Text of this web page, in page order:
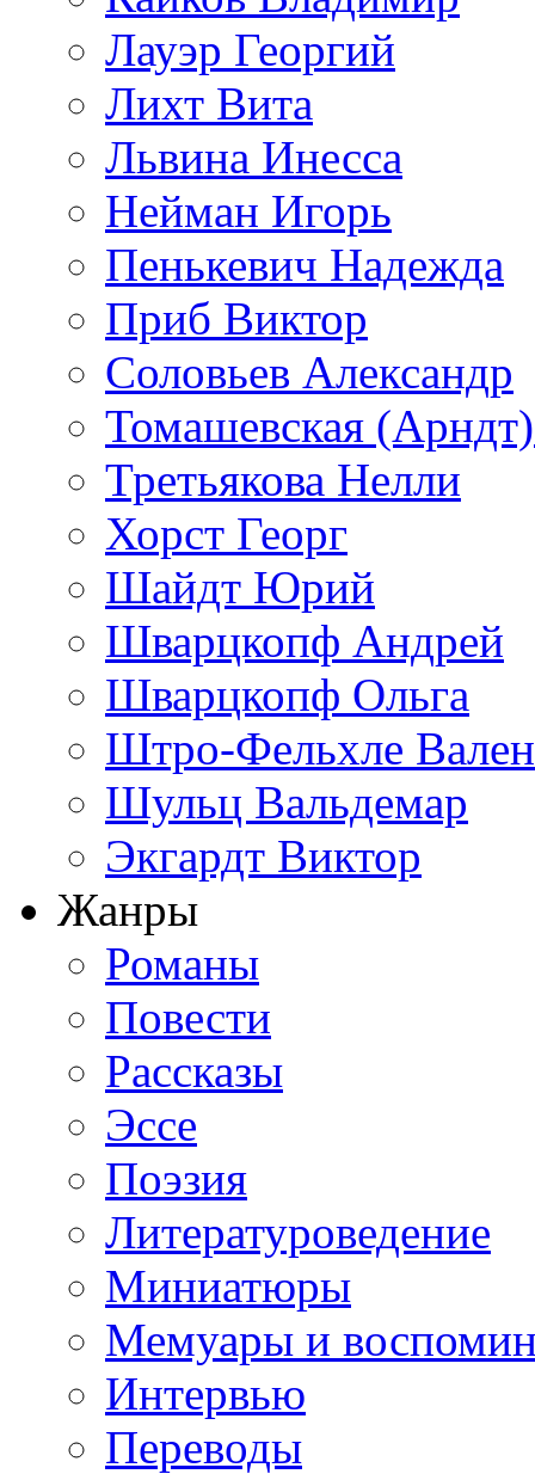
Лауэр Георгий
Лихт Вита
Львина Инесса
Нейман Игорь
Пенькевич Надежда
Приб Виктор
Соловьев Александр
Томашевская
Третьякова Нелли
Хорст Георг
Шайдт Юрий
Шварцкопф Андрей
Шварцкопф Ольга
Штро-Фельхле
Шульц Вальдемар
Экгардт Виктор
Жанры
Романы
Повести
Рассказы
Эссе
Поэзия
Литературоведение
Миниатюры
Мемуары и
Интервью
Переводы